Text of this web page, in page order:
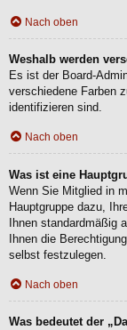
Nach oben
Weshalb werden
Es ist der Board-
verschiedene Farben
identifizieren sind.
Nach oben
Was ist eine
Wenn Sie Mitglied in
Hauptgruppe dazu,
Ihnen standardmäßig
Ihnen die
selbst festzulegen.
Nach oben
Was bedeutet der